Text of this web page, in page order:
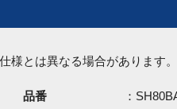
様とは異なる場合があります。
品番
：